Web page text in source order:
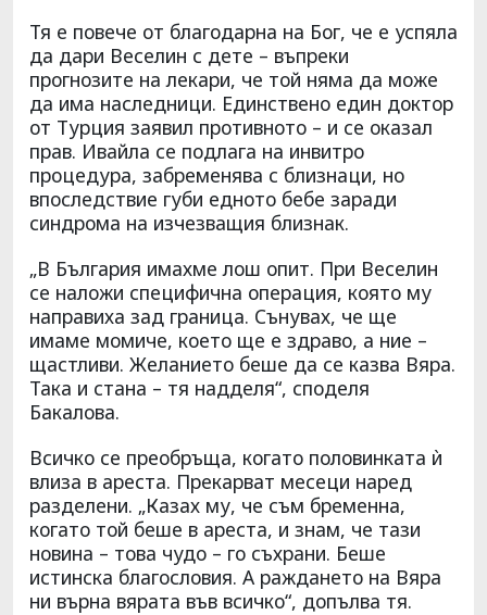
Тя е повече от благодарна на Бог, че е успяла
да дари Веселин с дете – въпреки
прогнозите на лекари, че той няма да може
да има наследници. Единствено един доктор
от Турция заявил противното – и се оказал
прав. Ивайла се подлага на инвитро
процедура, забременява с близнаци, но
впоследствие губи едното бебе заради
синдрома на изчезващия близнак.
„В България имахме лош опит. При Веселин
се наложи специфична операция, която му
направиха зад граница. Сънувах, че ще
имаме момиче, което ще е здраво, а ние –
щастливи. Желанието беше да се казва Вяра.
Така и стана – тя надделя“, споделя
Бакалова.
Всичко се преобръща, когато половинката ѝ
влиза в ареста. Прекарват месеци наред
разделени. „Казах му, че съм бременна,
когато той беше в ареста, и знам, че тази
новина – това чудо – го съхрани. Беше
истинска благословия. А раждането на Вяра
ни върна вярата във всичко“, допълва тя.